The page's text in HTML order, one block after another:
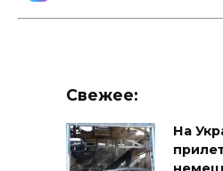
Свежее:
На